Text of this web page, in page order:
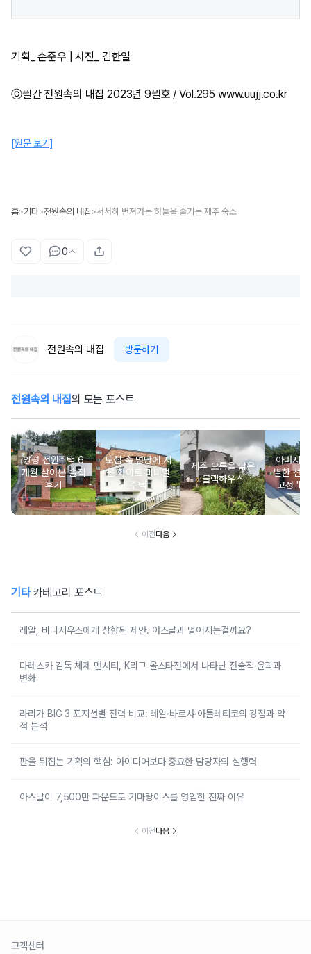
기획_ 손준우 | 사진_ 김한얼
ⓒ월간 전원속의 내집 2023년 9월호 / Vol.295 www.uujj.co.kr
[원문 보기]
홈>기타>전원속의 내집 >서서히 번져가는 하늘을 즐기는 제주 숙소
0
전원속의 내집 방문하기
전원속의 내집의 모든 포스트
양평 전원주택 6
개월 살아본 솔직
후기
도심 속 명당에 지
은 화이트 미니멀
주택
제주 오름을 닮은
블랙하우스
아버지
별한 선
고성
m
이전다음
기타카테고리 포스트
레알, 비니시우스에게 상향된 제안. 아스날과 멀어지는걸까요?
마레스카 감독 체제 맨시티, K리그 올스타전에서 나타난 전술적 윤곽과
변화
라리가 BIG 3 포지션별 전력 비교: 레알·바르샤·아틀레티코의 강점과 약
점 분석
판을 뒤집는 기획의 핵심: 아이디어보다 중요한 담당자의 실행력
아스날이 7,500만 파운드로 기마랑이스를 영입한 진짜 이유
이전다음
고객센터